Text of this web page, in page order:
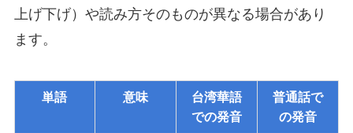
上げ下げ）や読み方そのものが異なる場合があり
ます。
単語 意味
台湾華語
での発音
普通話で
の発音